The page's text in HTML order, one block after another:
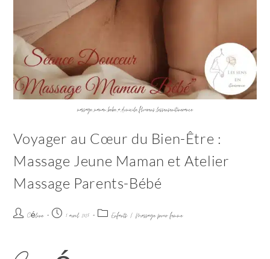
massage_maman_bebe_a_domicile_flourens_lessensenitinerance
Voyager au Cœur du Bien-Être :
Massage Jeune Maman et Atelier
Massage Parents-Bébé
Céline 1 avril 2025 Enfants / Massage pour femme